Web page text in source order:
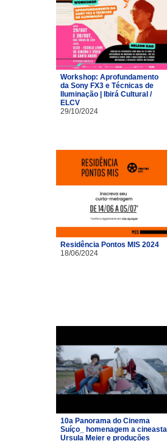
Workshop: Aprofundamento
da Sony FX3 e Técnicas de
Iluminação | Ibirá Cultural /
ELCV
29/10/2024
Residência Pontos MIS 2024
18/06/2024
10a Panorama do Cinema
Suíço_ homenagem a cineasta
Ursula Meier e produções